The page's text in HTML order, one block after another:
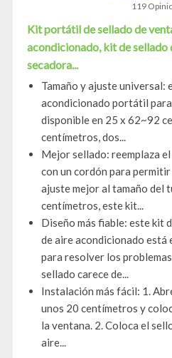
119
Kit portátil de sellado de
acondicionado, kit de sellado
secadora...
Tamaño y ajuste universal:
acondicionado portátil
disponible en 25 x 62~92
centímetros, dos...
Mejor sellado: reemplaza
con un cordón para
ajuste mejor al tamaño del
centímetros, este kit...
Diseño más fiable: este kit
de aire acondicionado está
para resolver los
sellado carece de...
Instalación más fácil: 1.
unos 20 centímetros y
la ventana. 2. Coloca el
aire...